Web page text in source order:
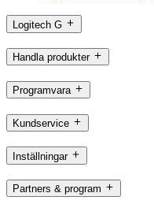
Logitech G
Handla produkter
Programvara
Kundservice
Inställningar
Partners & program